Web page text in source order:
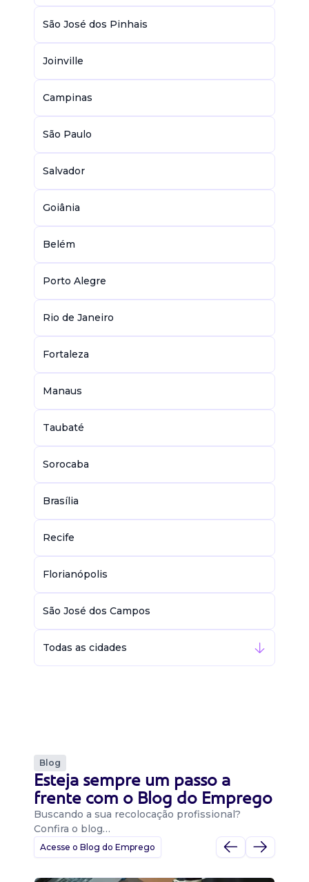
São José dos Pinhais
Joinville
Campinas
São Paulo
Salvador
Goiânia
Belém
Porto Alegre
Rio de Janeiro
Fortaleza
Manaus
Taubaté
Sorocaba
Brasília
Recife
Florianópolis
São José dos Campos
Todas as cidades
Blog
Esteja sempre um passo a
frente com o Blog do Emprego
Buscando a sua recolocação profissional?
Confira o blog…
Acesse o Blog do Emprego